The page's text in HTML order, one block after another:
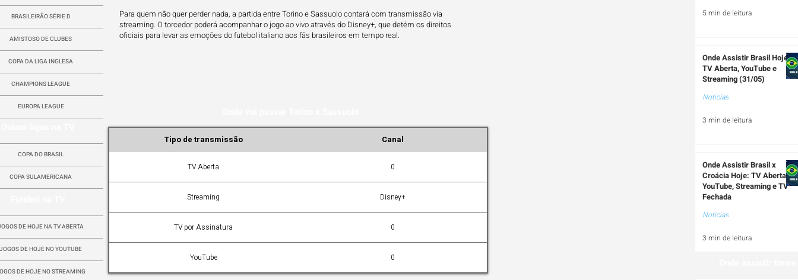
BRASILEIRÃO SÉRIE D
AMISTOSO DE CLUBES
COPA DA LIGA INGLESA
CHAMPIONS LEAGUE
EUROPA LEAGUE
COPA DO BRASIL
COPA SULAMERICANA
DE HOJE NA TV ABERTA
JOGOS DE HOJE NO YOUTUBE
DE HOJE NO STREAMING
Para quem não quer perder nada, a partida entre Torino e Sassuolo contará com transmissão via
streaming. O torcedor poderá acompanhar o jogo ao vivo através do Disney+, que detém os direitos
oficiais para levar as emoções do futebol italiano aos fãs brasileiros em tempo real.
Tipo de transmissão Canal
TV Aberta 0
Streaming Disney+
TV por Assinatura 0
YouTube 0
5 min de leitura
Onde Assistir Brasil Hoje:
TV Aberta, YouTube e
Streaming (31/05)
Notícias
3 min de leitura
Onde Assistir Brasil x
Croácia Hoje: TV Aberta,
YouTube, Streaming e TV
Fechada
Notícias
3 min de leitura